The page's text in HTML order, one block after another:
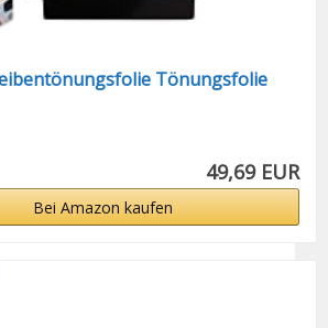
Tönungsfolie
49,69 EUR
Bei Amazon kaufen